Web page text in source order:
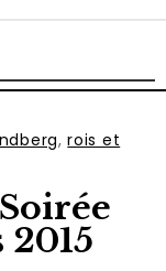
,rois et
2015